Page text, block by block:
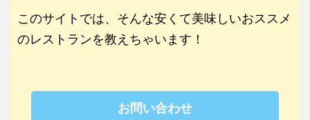
このサイトでは、そんな安くて美味しいおススメ
のレストランを教えちゃいます！
お問い合わせ